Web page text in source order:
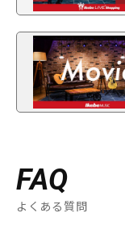
FAQ
よくある質問